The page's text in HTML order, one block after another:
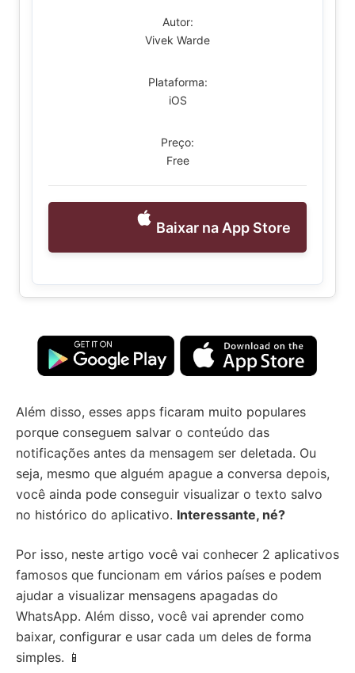
Autor:
Vivek Warde
Plataforma:
iOS
Preço:
Free
Baixar na App Store
Além disso, esses apps ficaram muito populares
porque conseguem salvar o conteúdo das
notificações antes da mensagem ser deletada. Ou
seja, mesmo que alguém apague a conversa depois,
você ainda pode conseguir visualizar o texto salvo
no histórico do aplicativo. Interessante, né?
Por isso, neste artigo você vai conhecer 2 aplicativos
famosos que funcionam em vários países e podem
ajudar a visualizar mensagens apagadas do
WhatsApp. Além disso, você vai aprender como
baixar, configurar e usar cada um deles de forma
simples. 📱